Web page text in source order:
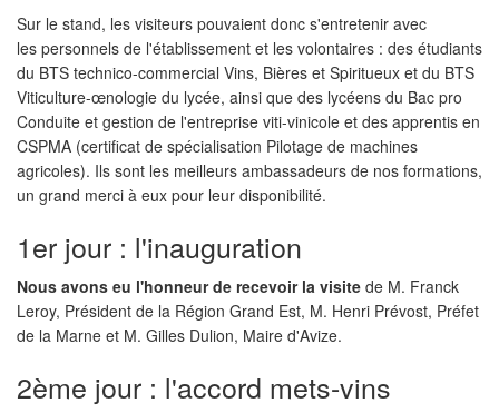
Sur le stand, les visiteurs pouvaient donc s'entretenir avec
les personnels de l'établissement et les volontaires : des étudiants
du BTS technico-commercial Vins, Bières et Spiritueux et du BTS
Viticulture-œnologie du lycée, ainsi que des lycéens du Bac pro
Conduite et gestion de l'entreprise viti-vinicole et des apprentis en
CSPMA (certificat de spécialisation Pilotage de machines
agricoles). Ils sont les meilleurs ambassadeurs de nos formations,
un grand merci à eux pour leur disponibilité.
1er jour : l'inauguration
Nous avons eu l'honneur de recevoir la visite de M. Franck
Leroy, Président de la Région Grand Est, M. Henri Prévost, Préfet
de la Marne et M. Gilles Dulion, Maire d'Avize.
2ème jour : l'accord mets-vins